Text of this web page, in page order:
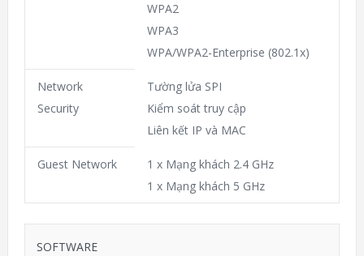
WPA2
WPA3
WPA/WPA2-Enterprise (802.1x)
Network
Security
Tường lửa SPI
Kiểm soát truy cập
Liên kết IP và MAC
Guest Network
1 x Mạng khách 2.4 GHz
1 x Mạng khách 5 GHz
SOFTWARE